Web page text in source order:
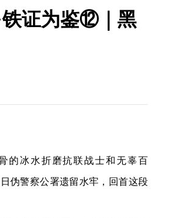
铁证为鉴⑫｜黑
的冰水折磨抗联战士和无辜百
伪警察公署遗留水牢，回首这段